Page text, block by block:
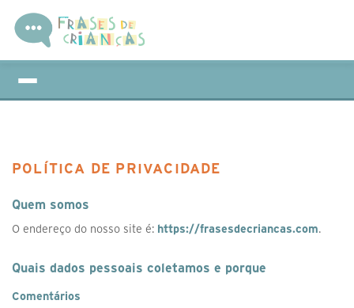
POLÍTICA DE PRIVACIDADE
Quem somos
O endereço do nosso site é: https://frasesdecriancas.com.
Quais dados pessoais coletamos e porque
Comentários